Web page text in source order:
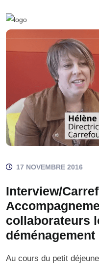
17 NOVEMBRE 2016
Interview/
collaborateurs
déménagement
Au cours du petit